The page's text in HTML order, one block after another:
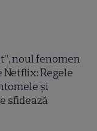
noul fenomen
Netflix: Regele
și
sfidează